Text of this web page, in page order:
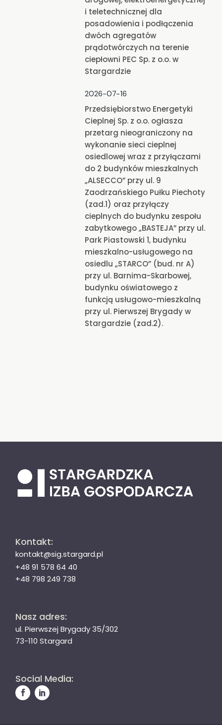
i teletechnicznej dla
posadowienia i podłączenia
dwóch agregatów
prądotwórczych na terenie
ciepłowni PEC Sp. z o.o. w
Stargardzie
2026-07-16
Przedsiębiorstwo Energetyki
Cieplnej Sp. z o.o. ogłasza
przetarg nieograniczony na
wykonanie sieci cieplnej
osiedlowej wraz z przyłączami
do 2 budynków mieszkalnych
„ALSECCO” przy ul. 9
Zaodrzańskiego Pułku Piechoty
(zad.1) oraz przyłączy
cieplnych do budynku zespołu
zabytkowego „BASTEJA” przy ul.
Park Piastowski 1, budynku
mieszkalno-usługowego na
osiedlu „STARCO” (bud. nr A)
przy ul. Barnima-Skarbowej,
budynku oświatowego z
funkcją usługowo-mieszkalną
przy ul. Pierwszej Brygady w
Stargardzie (zad.2).
Kontakt:
kontakt@sig.stargard.pl
+48 91 578 64 40
+48 798 249 738
Nasz adres:
ul. Pierwszej Brygady 35/302
73-110 Stargard
Social Media: